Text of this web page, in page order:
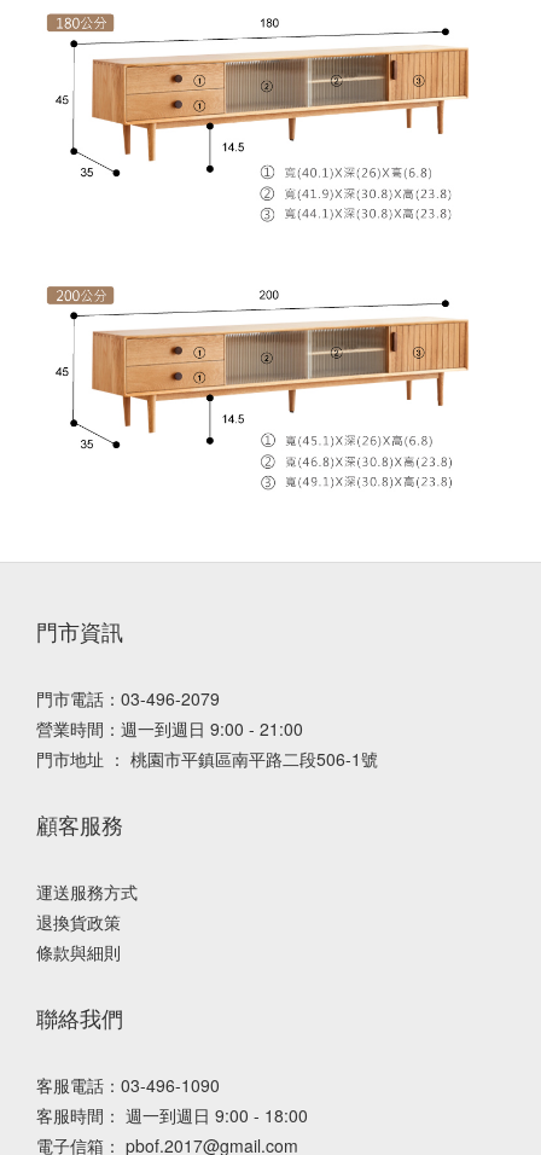
門市資訊
門市電話：03-496-2079
營業時間：週一到週日 9:00 - 21:00
門市地址 ： 桃園市平鎮區南平路二段506-1號
顧客服務
運送服務方式
退換貨政策
條款與細則
聯絡我們
客服電話：03-496-1090
客服時間： 週一到週日 9:00 - 18:00
電子信箱： pbof.2017@gmail.com